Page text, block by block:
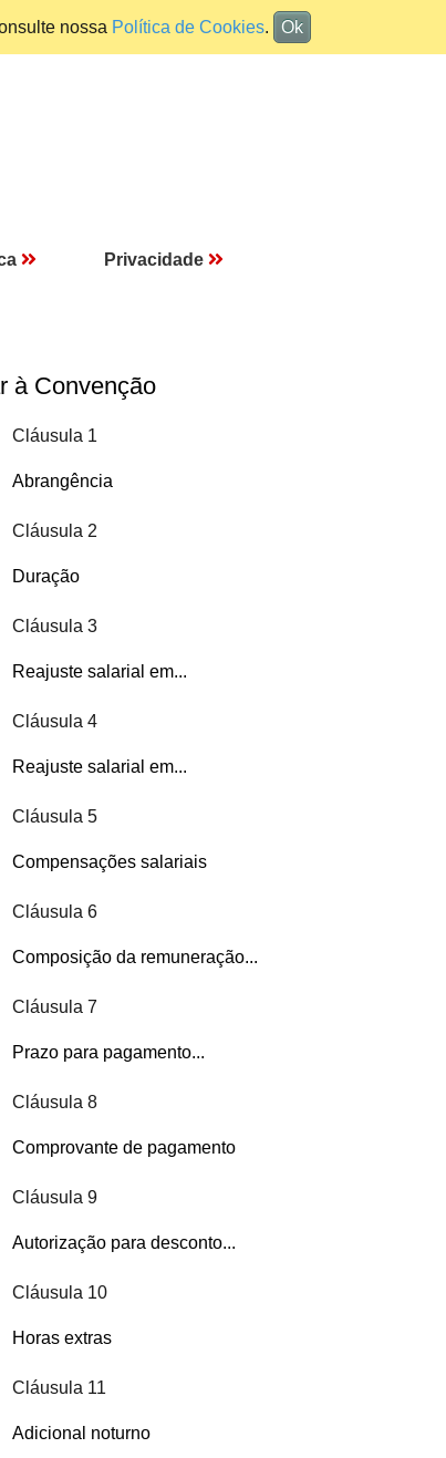
nossa Política de Cookies. Ok
Privacidade
à Convenção
Cláusula 1
Abrangência
Cláusula 2
Duração
Cláusula 3
Reajuste salarial em...
Cláusula 4
Reajuste salarial em...
Cláusula 5
Compensações salariais
Cláusula 6
Composição da remuneração...
Cláusula 7
Prazo para pagamento...
Cláusula 8
Comprovante de pagamento
Cláusula 9
Autorização para desconto...
Cláusula 10
Horas extras
Cláusula 11
Adicional noturno